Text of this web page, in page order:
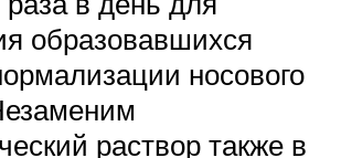
образовавшихся
носового
раствор также в